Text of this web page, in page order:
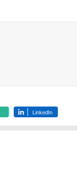
LinkedIn